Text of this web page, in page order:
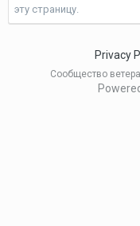
эту страницу.
Privacy
Сообщество